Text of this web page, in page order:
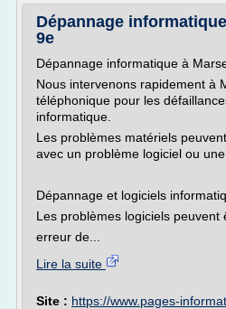
Dépannage
9e
Dépannage informatique à
Nous intervenons rapidement à
téléphonique pour les
informatique.
Les problèmes matériels
avec un problème logiciel ou
Dépannage et logiciels
Les problèmes logiciels peuvent
erreur de...
Lire la suite
Site : https://www.pages-